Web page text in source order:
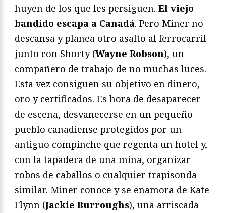
huyen de los que les persiguen. El viejo
bandido escapa a Canadá. Pero Miner no
descansa y planea otro asalto al ferrocarril
junto con Shorty (Wayne Robson), un
compañero de trabajo de no muchas luces.
Esta vez consiguen su objetivo en dinero,
oro y certificados. Es hora de desaparecer
de escena, desvanecerse en un pequeño
pueblo canadiense protegidos por un
antiguo compinche que regenta un hotel y,
con la tapadera de una mina, organizar
robos de caballos o cualquier trapisonda
similar. Miner conoce y se enamora de Kate
Flynn (Jackie Burroughs), una arriscada